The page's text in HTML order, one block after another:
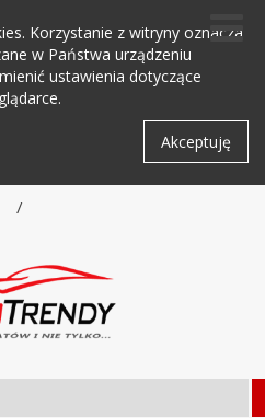
Korzystanie z witryny oznacza
w Państwa urządzeniu
ustawienia dotyczące
Akceptuję
/